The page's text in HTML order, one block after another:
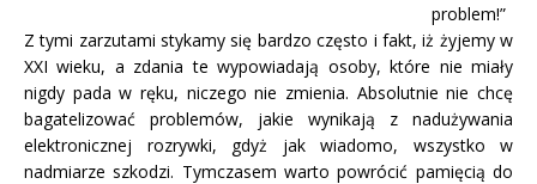
problem!”
Z tymi zarzutami stykamy się bardzo często i fakt, iż żyjemy w
XXI wieku, a zdania te wypowiadają osoby, które nie miały
nigdy pada w ręku, niczego nie zmienia. Absolutnie nie chcę
bagatelizować problemów, jakie wynikają z nadużywania
elektronicznej rozrywki, gdyż jak wiadomo, wszystko w
nadmiarze szkodzi. Tymczasem warto powrócić pamięcią do